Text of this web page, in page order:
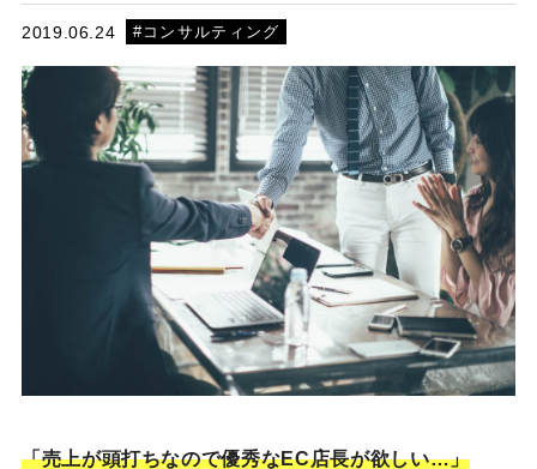
2019.06.24 #コンサルティング
「売上が頭打ちなので優秀なEC店長が欲しい…」